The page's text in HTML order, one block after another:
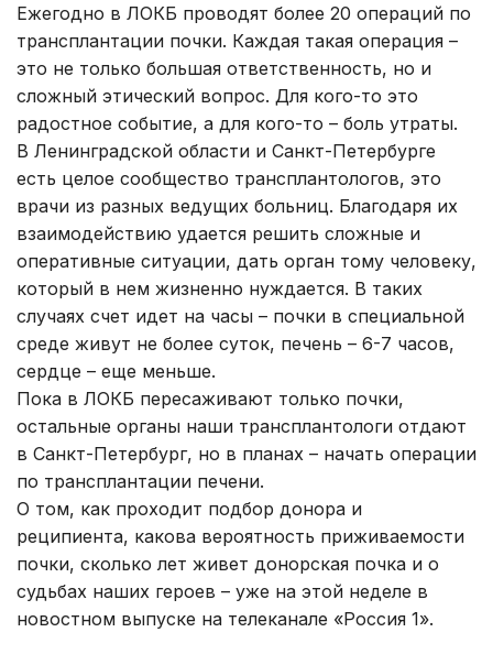
Ежегодно в ЛОКБ проводят более 20 операций по
трансплантации почки. Каждая такая операция –
это не только большая ответственность, но и
сложный этический вопрос. Для кого-то это
радостное событие, а для кого-то – боль утраты.
В Ленинградской области и Санкт-Петербурге
есть целое сообщество трансплантологов, это
врачи из разных ведущих больниц. Благодаря их
взаимодействию удается решить сложные и
оперативные ситуации, дать орган тому человеку,
который в нем жизненно нуждается. В таких
случаях счет идет на часы – почки в специальной
среде живут не более суток, печень – 6-7 часов,
сердце – еще меньше.
Пока в ЛОКБ пересаживают только почки,
остальные органы наши трансплантологи отдают
в Санкт-Петербург, но в планах – начать операции
по трансплантации печени.
О том, как проходит подбор донора и
реципиента, какова вероятность приживаемости
почки, сколько лет живет донорская почка и о
судьбах наших героев – уже на этой неделе в
новостном выпуске на телеканале «Россия 1».